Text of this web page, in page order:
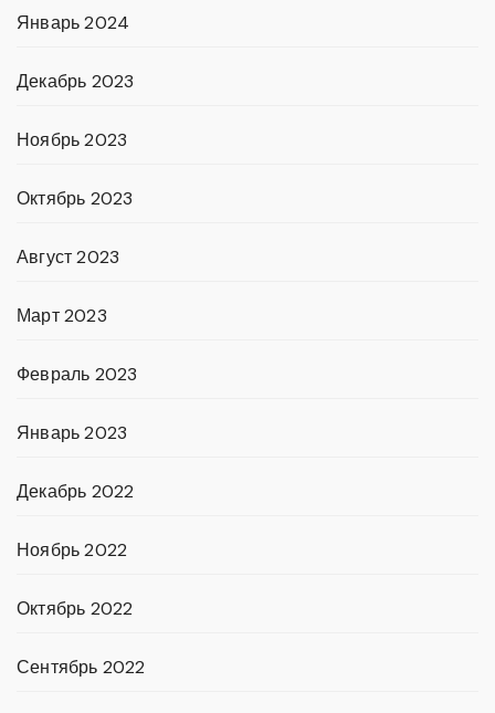
Январь 2024
Декабрь 2023
Ноябрь 2023
Октябрь 2023
Август 2023
Март 2023
Февраль 2023
Январь 2023
Декабрь 2022
Ноябрь 2022
Октябрь 2022
Сентябрь 2022